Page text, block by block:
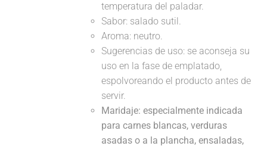
temperatura del paladar.
Sabor: salado sutil.
Aroma: neutro.
Sugerencias de uso: se aconseja su
uso en la fase de emplatado,
espolvoreando el producto antes de
servir.
Maridaje: especialmente indicada
para carnes blancas, verduras
asadas o a la plancha, ensaladas,